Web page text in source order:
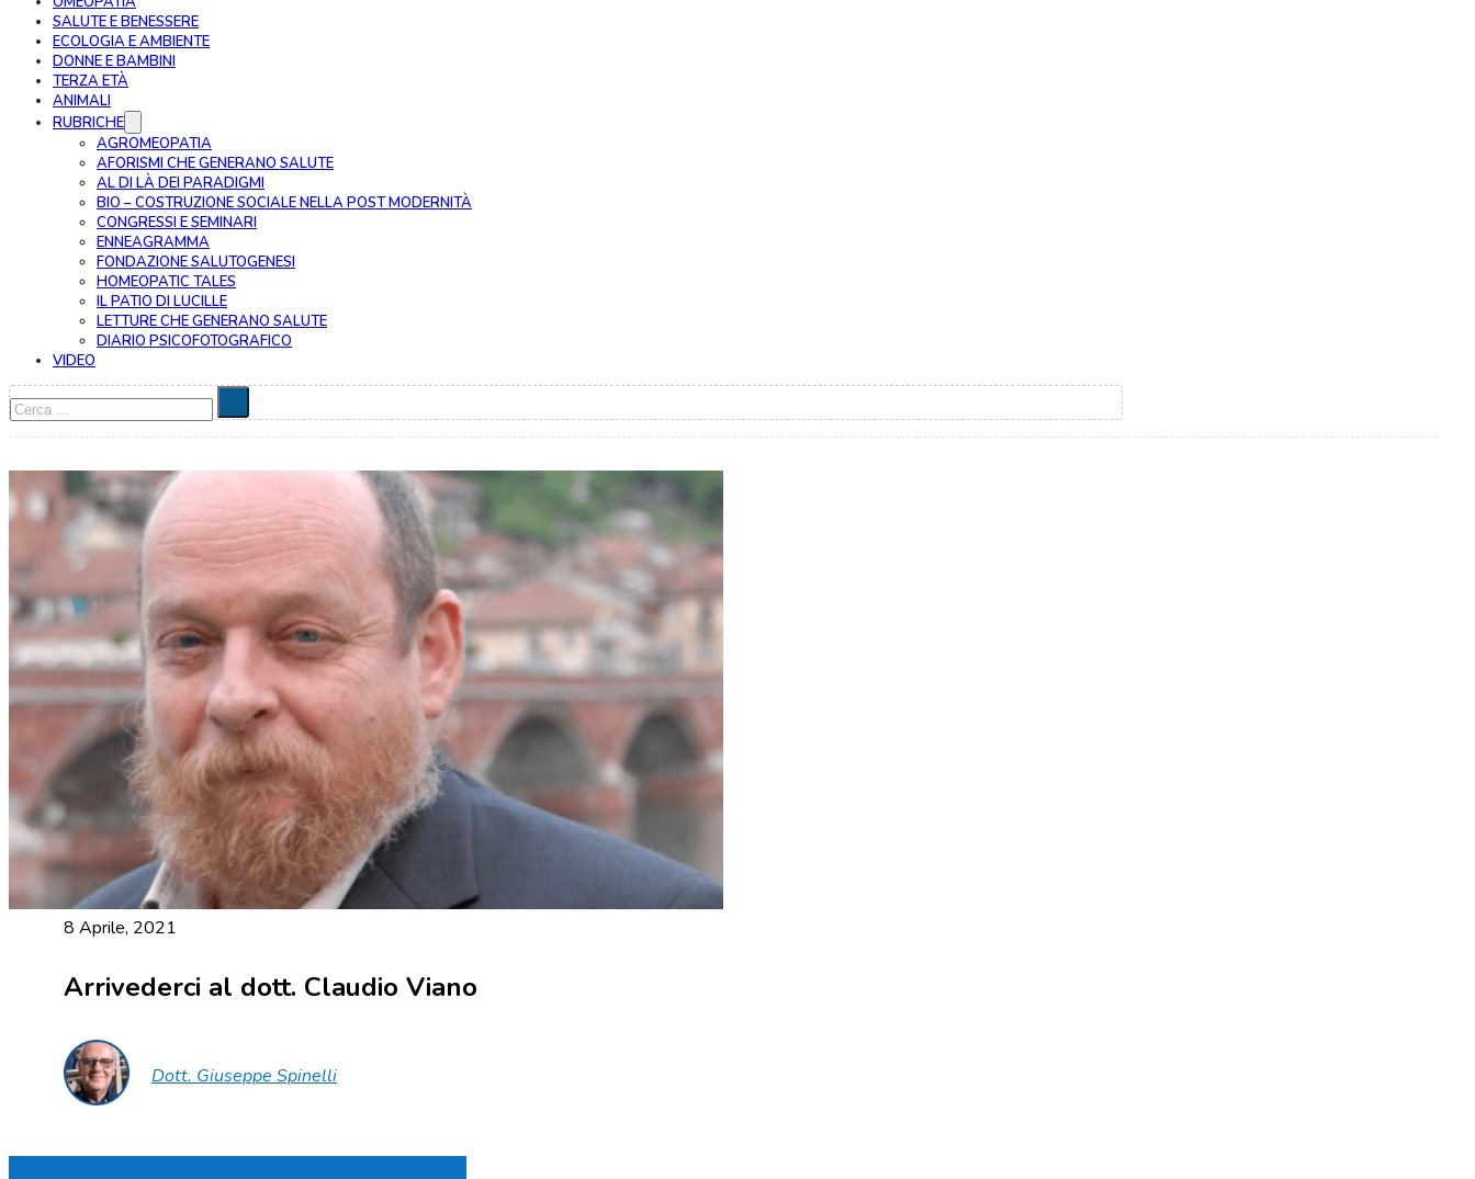
SALUTE E BENESSERE
ECOLOGIA E AMBIENTE
DONNE E BAMBINI
TERZA ETÀ
ANIMALI
RUBRICHE
AGROMEOPATIA
AFORISMI CHE GENERANO SALUTE
AL DI LÀ DEI PARADIGMI
BIO – COSTRUZIONE SOCIALE NELLA POST MODERNITÀ
CONGRESSI E SEMINARI
ENNEAGRAMMA
FONDAZIONE SALUTOGENESI
HOMEOPATIC TALES
IL PATIO DI LUCILLE
LETTURE CHE GENERANO SALUTE
DIARIO PSICOFOTOGRAFICO
VIDEO
Cerca
8 Aprile, 2021
Arrivederci al dott. Claudio Viano
Dott. Giuseppe Spinelli